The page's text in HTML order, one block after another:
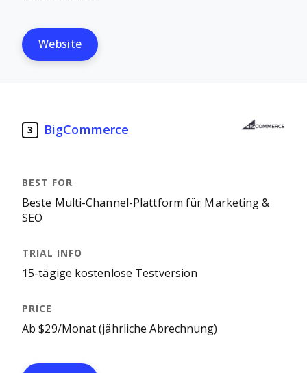
Website
3 BigCommerce
Beste Multi-Channel-Plattform für Marketing &
SEO
15-tägige kostenlose Testversion
Ab $29/Monat (jährliche Abrechnung)